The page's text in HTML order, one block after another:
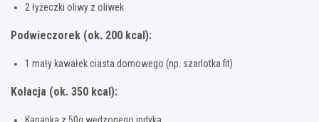
2 łyżeczki oliwy z oliwek
Podwieczorek (ok. 200 kcal):
1 mały kawałek ciasta domowego (np. szarlotka fit)
Kolacja (ok. 350 kcal):
Kanapka z 50g wędzonego indyka